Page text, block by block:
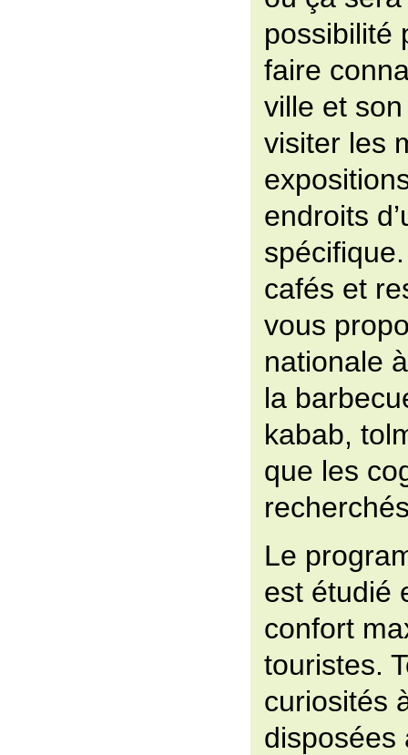
possibilité
faire
ville et
visiter les
endroits
cafés et
vous
nationale
la
kabab,
que les
Le
est étudié
confort
touristes.
curiosités
disposées